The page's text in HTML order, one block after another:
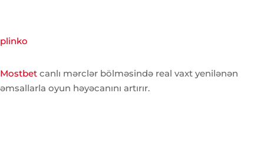
plinko
Mostbet canlı mərclər bölməsində real vaxt yenilənən
əmsallarla oyun həyəcanını artırır.